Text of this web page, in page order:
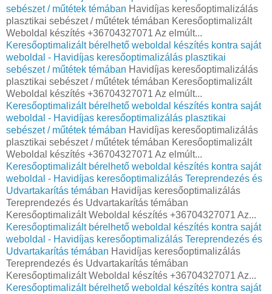
sebészet / műtétek témában Havidíjas keresőoptimalizálás
plasztikai sebészet / műtétek témában Keresőoptimalizált
Weboldal készítés +36704327071 Az elmúlt...
Keresőoptimalizált bérelhető weboldal készítés kontra saját
weboldal - Havidíjas keresőoptimalizálás plasztikai
sebészet / műtétek témában Havidíjas keresőoptimalizálás
plasztikai sebészet / műtétek témában Keresőoptimalizált
Weboldal készítés +36704327071 Az elmúlt...
Keresőoptimalizált bérelhető weboldal készítés kontra saját
weboldal - Havidíjas keresőoptimalizálás plasztikai
sebészet / műtétek témában Havidíjas keresőoptimalizálás
plasztikai sebészet / műtétek témában Keresőoptimalizált
Weboldal készítés +36704327071 Az elmúlt...
Keresőoptimalizált bérelhető weboldal készítés kontra saját
weboldal - Havidíjas keresőoptimalizálás Tereprendezés és
Udvartakarítás témában Havidíjas keresőoptimalizálás
Tereprendezés és Udvartakarítás témában
Keresőoptimalizált Weboldal készítés +36704327071 Az...
Keresőoptimalizált bérelhető weboldal készítés kontra saját
weboldal - Havidíjas keresőoptimalizálás Tereprendezés és
Udvartakarítás témában Havidíjas keresőoptimalizálás
Tereprendezés és Udvartakarítás témában
Keresőoptimalizált Weboldal készítés +36704327071 Az...
Keresőoptimalizált bérelhető weboldal készítés kontra saját